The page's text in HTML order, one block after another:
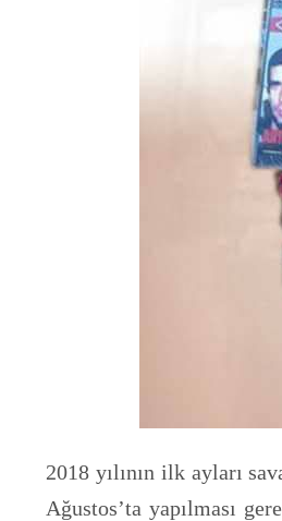
2018 yılının ilk ayları
Ağustos’ta yapılması